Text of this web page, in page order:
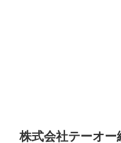
株式会社テーオー